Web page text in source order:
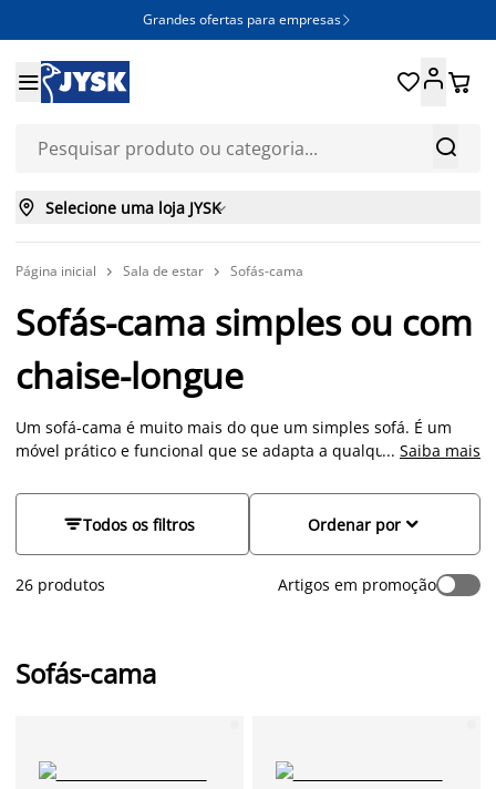
Grandes ofertas para empresas 


 
 Selecione uma loja JYSK
Página inicial  Sala de estar  Sofás-cama
Sofás-cama simples ou com
chaise-longue
Um sofá-cama é muito mais do que um simples sofá. É um
móvel prático e funcional que se adapta a qualquer espaço,
encontrará uma vasta gama de sofás-cama, desde modelos
compactos a sofás-cama de canto, todos com um design
... Saiba mais
Todos os filtros 
Ordenar por
26 produtos Artigos em promoção
Sofás-cama